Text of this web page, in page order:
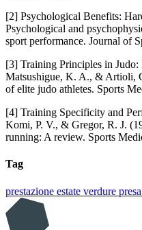
[2] Psychological Benefits:
Psychological and
sport performance. Journal of
[3] Training Principles in
Matsushigue, K. A., & Artioli,
of elite judo athletes. Sports
[4] Training Specificity and
Komi, P. V., & Gregor, R. J.
running: A review. Sports
Tag
prestazione estate verdure presa